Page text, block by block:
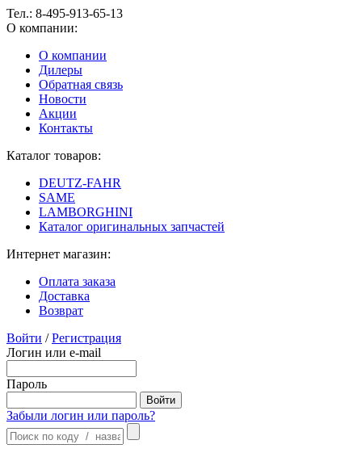
Тел.: 8-495-913-65-13
О компании:
О компании
Дилеры
Обратная связь
Новости
Акции
Контакты
Каталог товаров:
DEUTZ-FAHR
SAME
LAMBORGHINI
Каталог оригинальных запчастей
Интернет магазин:
Оплата заказа
Доставка
Возврат
Войти / Регистрация
Логин или e-mail
Пароль
Забыли логин или пароль?